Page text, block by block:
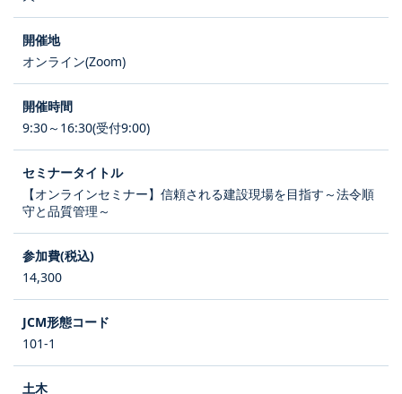
オンライン(Zoom)
9:30～16:30(受付9:00)
【オンラインセミナー】信頼される建設現場を目指す～法令順
守と品質管理～
14,300
101-1